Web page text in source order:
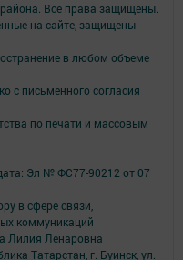
Все права защищены.
на сайте, защищены
в любом объеме
с письменного согласия
по печати и массовым
Эл № ФС77-90212 от 07
в сфере связи,
коммуникаций
Лилия Ленаровна
Татарстан, г. Буинск, ул.